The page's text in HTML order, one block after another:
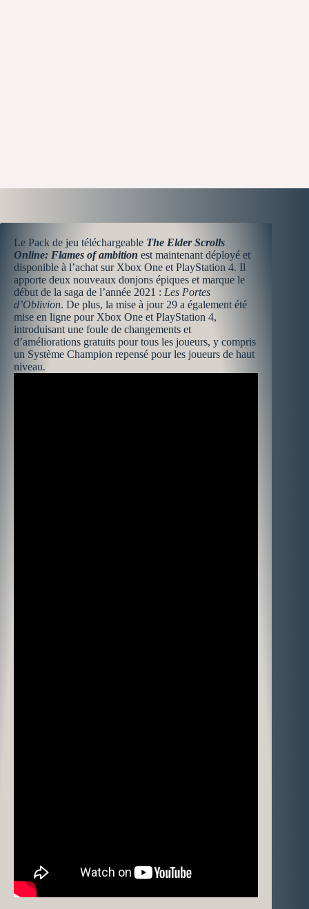
Le Pack de jeu téléchargeable The Elder Scrolls
Online: Flames of ambition est maintenant déployé et
disponible à l’achat sur Xbox One et PlayStation 4. Il
apporte deux nouveaux donjons épiques et marque le
début de la saga de l’année 2021 : Les Portes
d’Oblivion. De plus, la mise à jour 29 a également été
mise en ligne pour Xbox One et PlayStation 4,
introduisant une foule de changements et
d’améliorations gratuits pour tous les joueurs, y compris
un Système Champion repensé pour les joueurs de haut
niveau.